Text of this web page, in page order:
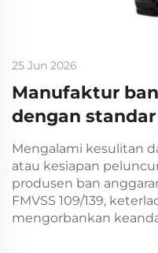
25 Jun 2026
Manufaktur
dengan
Mengalami kesulitan
atau kesiapan
produsen ban
FMVSS 109/139,
mengorbankan